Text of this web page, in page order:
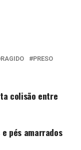
PRESO
colisão entre
pés amarrados